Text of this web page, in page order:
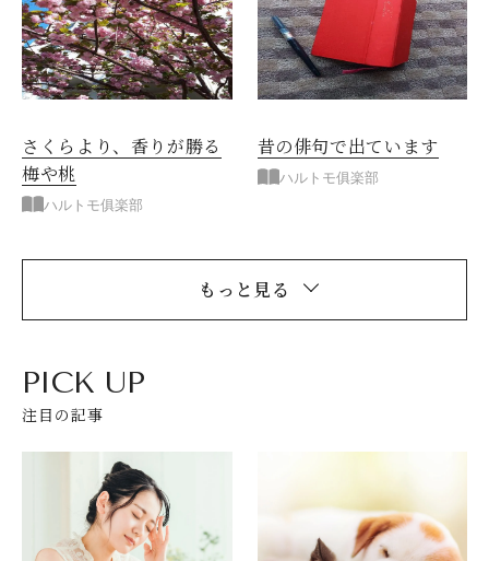
さくらより、香りが勝る
梅や桃
ハルトモ俱楽部
昔の俳句で出ています
ハルトモ俱楽部
もっと見る
PICK UP
注目の記事